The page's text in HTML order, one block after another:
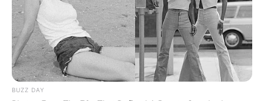
BUZZ DAY